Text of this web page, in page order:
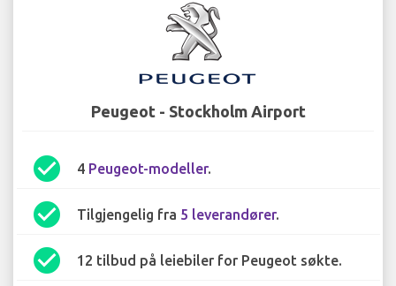
Peugeot - Stockholm Airport
check_circle 4 Peugeot-modeller.
check_circle Tilgjengelig fra 5 leverandører.
check_circle 12 tilbud på leiebiler for Peugeot søkte.